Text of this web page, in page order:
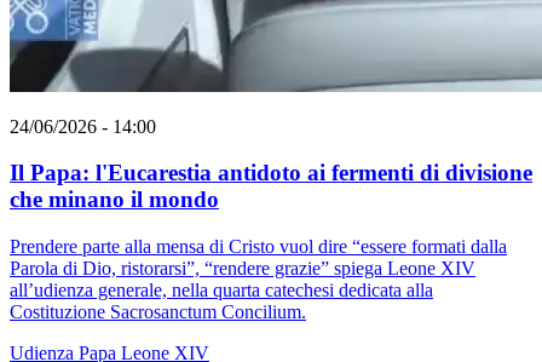
24/06/2026 - 14:00
Il Papa: l'Eucarestia antidoto ai fermenti di divisione
che minano il mondo
Prendere parte alla mensa di Cristo vuol dire “essere formati dalla
Parola di Dio, ristorarsi”, “rendere grazie” spiega Leone XIV
all’udienza generale, nella quarta catechesi dedicata alla
Costituzione Sacrosanctum Concilium.
Udienza Papa Leone XIV